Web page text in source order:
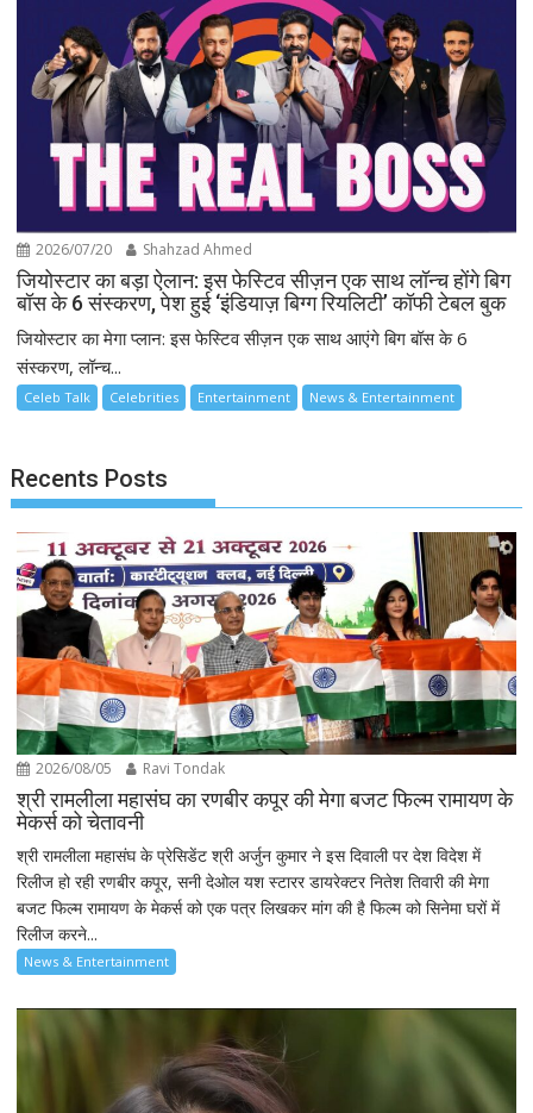
2026/07/20 Shahzad Ahmed
जियोस्टार का बड़ा ऐलान: इस फेस्टिव सीज़न एक साथ लॉन्च होंगे बिग
बॉस के 6 संस्करण, पेश हुई ‘इंडियाज़ बिग्ग रियलिटी’ कॉफी टेबल बुक
जियोस्टार का मेगा प्लान: इस फेस्टिव सीज़न एक साथ आएंगे बिग बॉस के 6
संस्करण, लॉन्च...
Celeb Talk Celebrities Entertainment News & Entertainment
Recents Posts
2026/08/05 Ravi Tondak
श्री रामलीला महासंघ का रणबीर कपूर की मेगा बजट फिल्म रामायण के
मेकर्स को चेतावनी
श्री रामलीला महासंघ के प्रेसिडेंट श्री अर्जुन कुमार ने इस दिवाली पर देश विदेश में
रिलीज हो रही रणबीर कपूर, सनी देओल यश स्टारर डायरेक्टर नितेश तिवारी की मेगा
बजट फिल्म रामायण के मेकर्स को एक पत्र लिखकर मांग की है फिल्म को सिनेमा घरों में
रिलीज करने...
News & Entertainment